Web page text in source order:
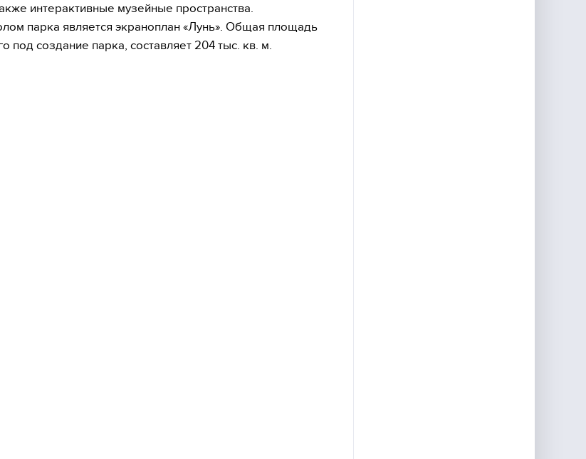
интерактивные музейные пространства.
парка является экраноплан «Лунь». Общая площадь
под создание парка, составляет 204 тыс. кв. м.